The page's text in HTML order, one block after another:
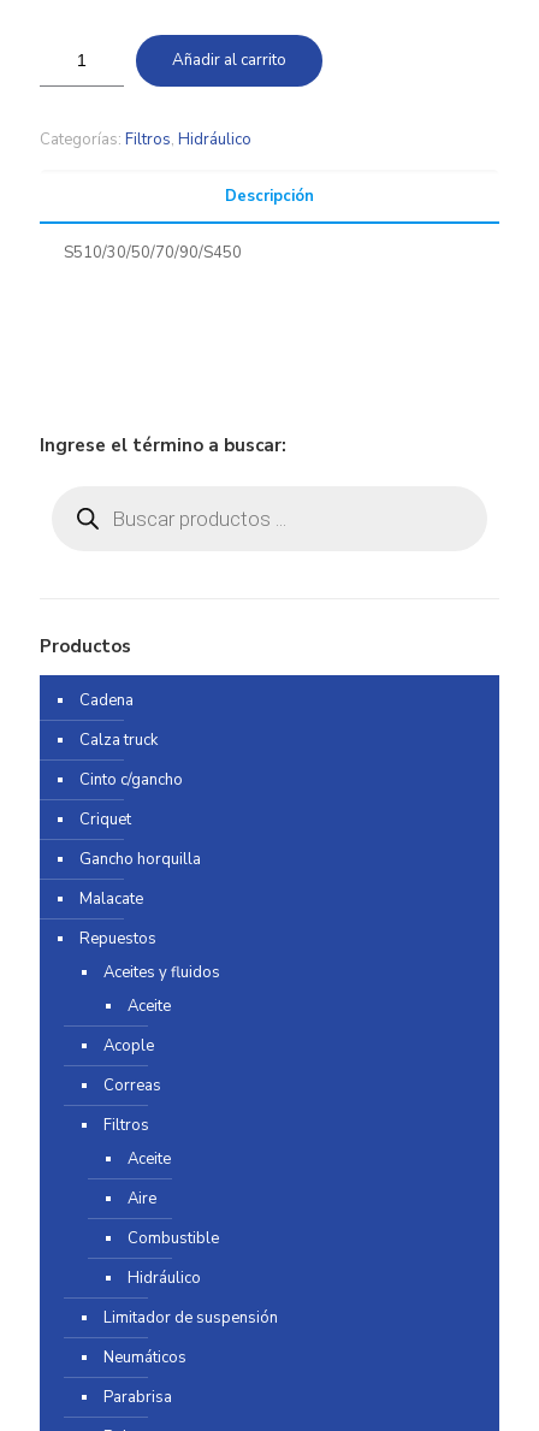
Añadir al carrito
Categorías: Filtros, Hidráulico
Descripción
S510/30/50/70/90/S450
Ingrese el término a buscar:
productos
Productos
Cadena
Calza truck
Cinto c/gancho
Criquet
Gancho horquilla
Malacate
Repuestos
Aceites y fluidos
Aceite
Acople
Correas
Filtros
Aceite
Aire
Combustible
Hidráulico
Limitador de suspensión
Neumáticos
Parabrisa